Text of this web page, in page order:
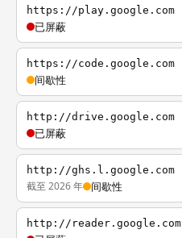
https://play.google.com
已屏蔽
https://code.google.com
间歇性
http://drive.google.com
已屏蔽
http://ghs.l.google.com
截至 2026 年 间歇性
http://reader.google.com